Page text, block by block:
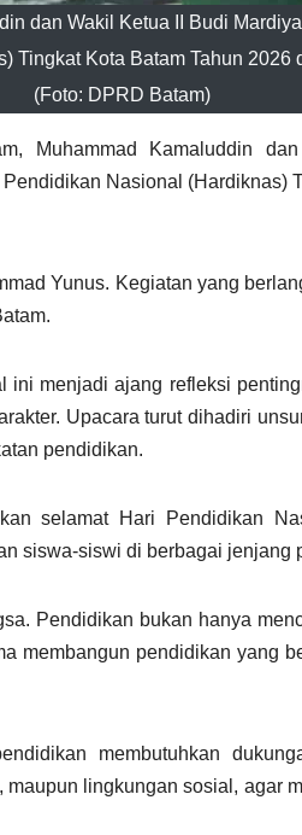
dan Wakil Ketua II Budi
Tingkat Kota Batam Tahun 2026
(Foto: DPRD Batam)
Muhammad Kamaluddin
Nasional (Hardiknas)
Yunus. Kegiatan yang
ini menjadi ajang refleksi
Upacara turut dihadiri
pendidikan.
selamat Hari Pendidikan
siswa-siswi di berbagai jenjang
Pendidikan bukan hanya
membangun pendidikan yang
membutuhkan
lingkungan sosial, agar